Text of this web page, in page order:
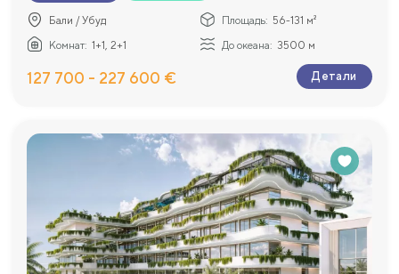
Бали / Убуд Площадь: 56-131 м²
Комнат: 1+1, 2+1 До океана: 3500 м
127 700 - 227 600 € Детали